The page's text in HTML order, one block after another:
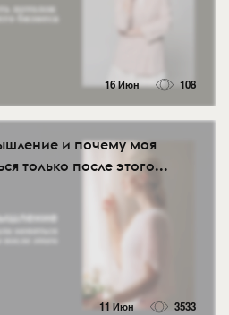
16 Июн 108
и почему моя
только после этого...
11 Июн 3533